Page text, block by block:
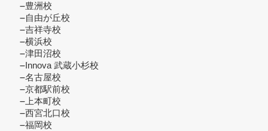
豊洲校
自由が丘校
吉祥寺校
横浜校
津田沼校
Innova 武蔵小杉校
名古屋校
京都駅前校
上本町校
西宮北口校
福岡校